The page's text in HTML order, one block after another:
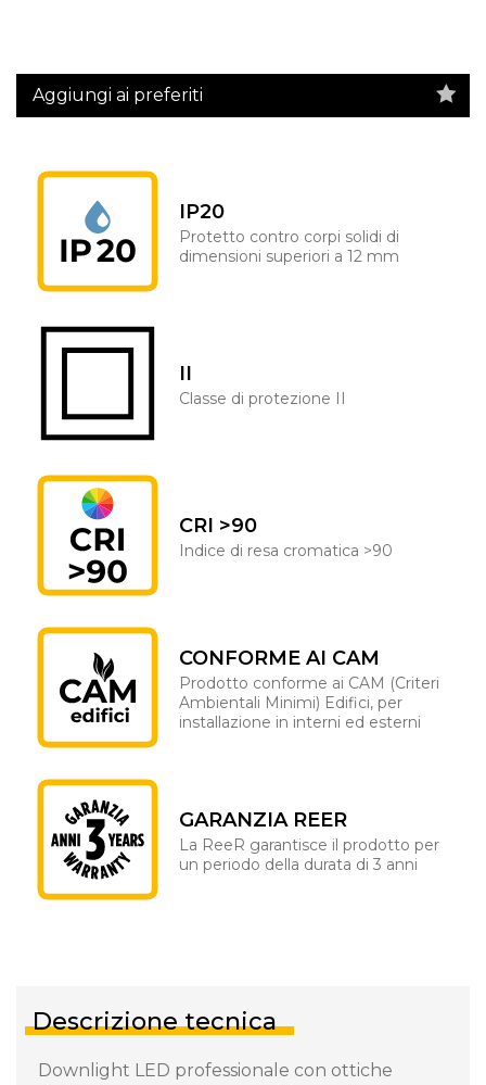
Aggiungi ai preferiti
IP20
Protetto contro corpi solidi di
dimensioni superiori a 12 mm
II
Classe di protezione II
CRI >90
Indice di resa cromatica >90
CONFORME AI CAM
Prodotto conforme ai CAM (Criteri
Ambientali Minimi) Edifici, per
installazione in interni ed esterni
GARANZIA REER
La ReeR garantisce il prodotto per
un periodo della durata di 3 anni
Descrizione tecnica
Downlight LED professionale con ottiche